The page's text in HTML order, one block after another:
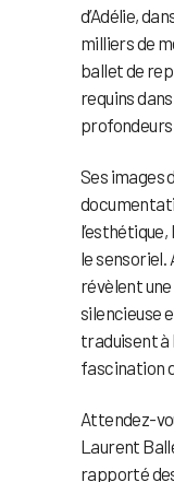
d’Adélie,
milliers de
ballet de
requins
profondeurs
Ses images
le
révèlent
silencieuse
traduisent à
fascination
Attendez-
Laurent
rapporté